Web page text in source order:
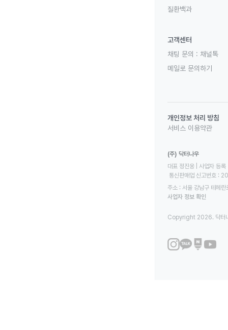
질환백과
고객센터
채팅 문의 : 채널톡
메일로 문의하기
개인정보 처리 방침
서비스 이용약관
(주) 닥터나우
대표 정진웅 | 사업자
통신판매업 신고번호
주소 : 서울 강남구 테헤
사업자 정보 확인
Copyright 2026. 닥터